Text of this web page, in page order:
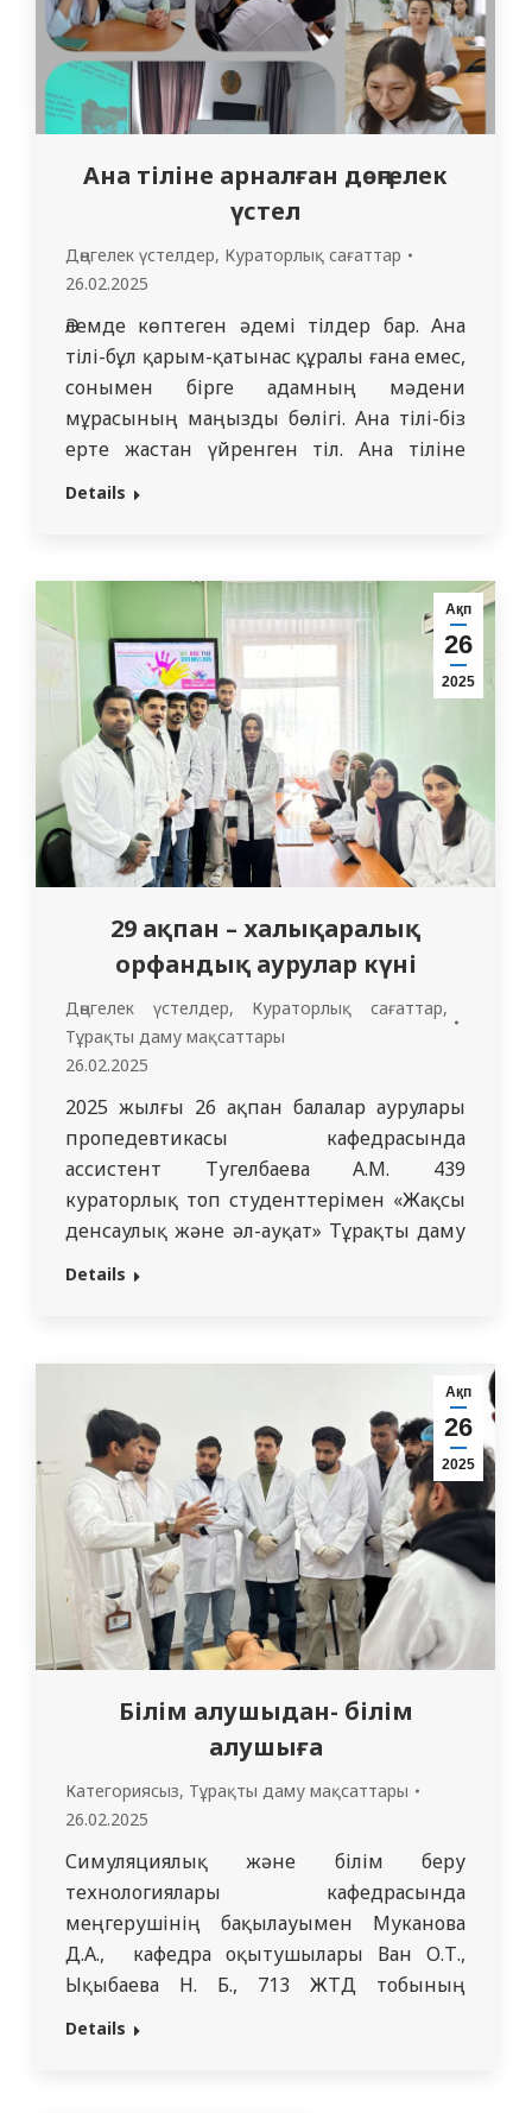
Ана тіліне арналған дөңгелек
үстел
Дөңгелек үстелдер, Кураторлық сағаттар
26.02.2025
Әлемде көптеген әдемі тілдер бар. Ана
тілі-бұл қарым-қатынас құралы ғана емес,
сонымен бірге адамның мәдени
мұрасының маңызды бөлігі. Ана тілі-біз
ерте жастан үйренген тіл. Ана тіліне
деген сүйіспеншілік оған деген терең
Республикасының мемлекеттік тілі. Ол
түркі тілдер отбасына жатады және
ұлттық бірегейліктің…
Details
Ақп
26
2025
29 ақпан – халықаралық
орфандық аурулар күні
Дөңгелек үстелдер, Кураторлық сағаттар,
Тұрақты даму мақсаттары
26.02.2025
2025 жылғы 26 ақпан балалар аурулары
пропедевтикасы кафедрасында
ассистент Тугелбаева А.М. 439
кураторлық топ студенттерімен «Жақсы
денсаулық және әл-ауқат» Тұрақты даму
мақсаты аясында «Халықаралық сирек
алмасып, пікір алмасты. EURORDIS сирек
кездесетін ауруларды зерттеу жөніндегі
еуропалық ұйымның бастамасымен
жылдың ең сирек күні…
Details
Ақп
26
2025
Білім алушыдан- білім
алушыға
Категориясыз, Тұрақты даму мақсаттары
26.02.2025
Симуляциялық және білім беру
технологиялары кафедрасында
меңгерушінің бақылауымен Муканова
Д.А., кафедра оқытушылары Ван О.Т.,
Ықыбаева Н. Б., 713 ЖТД тобының
интерндері Сапарғалиев Т., Сұлтан А.,
Details